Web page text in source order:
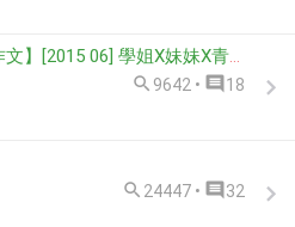
★總結★【三題作文】[2015 06] 學姐X妹妹X青梅竹馬
 9642 •  18
 24447 •  32